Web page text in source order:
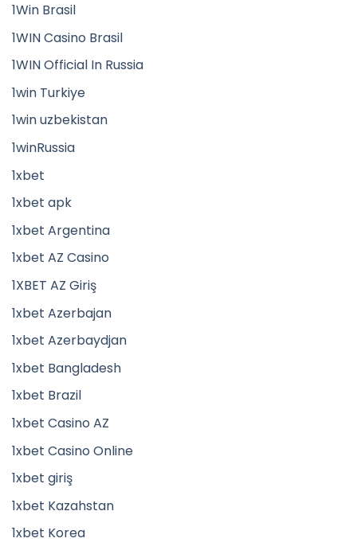
1Win Brasil
1WIN Casino Brasil
1WIN Official In Russia
1win Turkiye
1win uzbekistan
1winRussia
1xbet
1xbet apk
1xbet Argentina
1xbet AZ Casino
1XBET AZ Giriş
1xbet Azerbajan
1xbet Azerbaydjan
1xbet Bangladesh
1xbet Brazil
1xbet Casino AZ
1xbet Casino Online
1xbet giriş
1xbet Kazahstan
1xbet Korea